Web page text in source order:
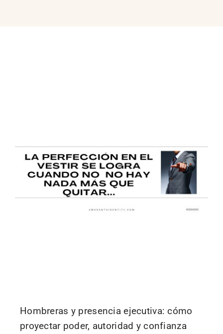
Hombreras y presencia ejecutiva: cómo
proyectar poder, autoridad y confianza